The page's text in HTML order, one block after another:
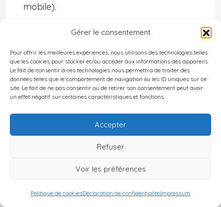
Gérer le consentement
Pour offrir les meilleures expériences, nous utilisons des technologies telles
que les cookies pour stocker et/ou accéder aux informations des appareils.
Le fait de consentir à ces technologies nous permettra de traiter des
données telles que le comportement de navigation ou les ID uniques sur ce
site. Le fait de ne pas consentir ou de retirer son consentement peut avoir
un effet négatif sur certaines caractéristiques et fonctions.
Accepter
Refuser
Voir les préférences
Politique de cookiesDéclaration de confidentialitéImpressum
mobile).
: nécessité d’utiliser un VPN
pour accéder à des plateformes étrangères.
Rythme de vie soutenu: horaires de travail
extensibles, bruit urbain constant, peu de
séparation entre vie privée et professionnelle.
Résumé des stratégies d’adaptation
recommandées
locaux.